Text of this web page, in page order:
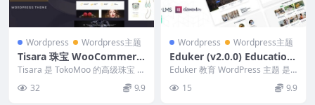
Wordpress Wordpress主题
Tisara 珠宝 WooCommerc
e 主题 0.9.0
Tisara 是 TokoMoo 的高级珠宝 W
32 9.9
Wordpress Wordpress主题
Eduker (v2.0.0) Education
WordPress Theme
Eduker 教育 WordPress 主题 是
一款简约而现代的 WordPre...
15 9.9